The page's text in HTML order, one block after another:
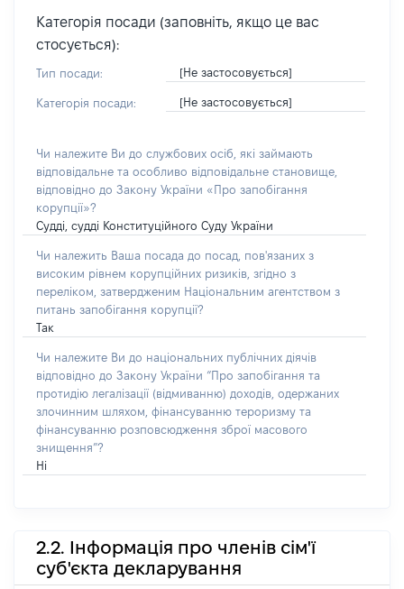
Категорія посади (заповніть, якщо це вас
стосується):
Тип посади: [Не застосовується]
Категорія посади: [Не застосовується]
Чи належите Ви до службових осіб, які займають
відповідальне та особливо відповідальне становище,
відповідно до Закону України «Про запобігання
корупції»?
Судді, судді Конституційного Суду України
Чи належить Ваша посада до посад, пов'язаних з
високим рівнем корупційних ризиків, згідно з
переліком, затвердженим Національним агентством з
питань запобігання корупції?
Так
Чи належите Ви до національних публічних діячів
відповідно до Закону України “Про запобігання та
протидію легалізації (відмиванню) доходів, одержаних
злочинним шляхом, фінансуванню тероризму та
фінансуванню розповсюдження зброї масового
знищення”?
Ні
2.2. Інформація про членів сім'ї
суб'єкта декларування